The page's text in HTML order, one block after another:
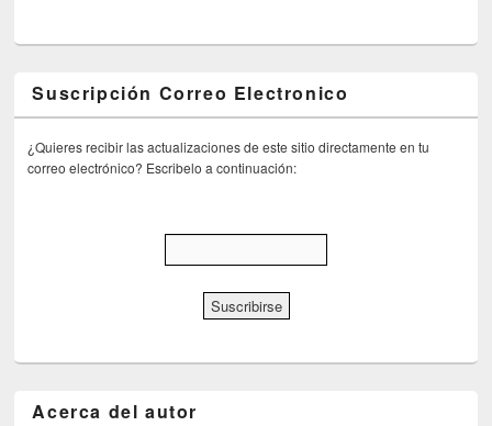
Suscripción Correo Electronico
¿Quieres recibir las actualizaciones de este sitio directamente en tu
correo electrónico? Escribelo a continuación:
Acerca del autor